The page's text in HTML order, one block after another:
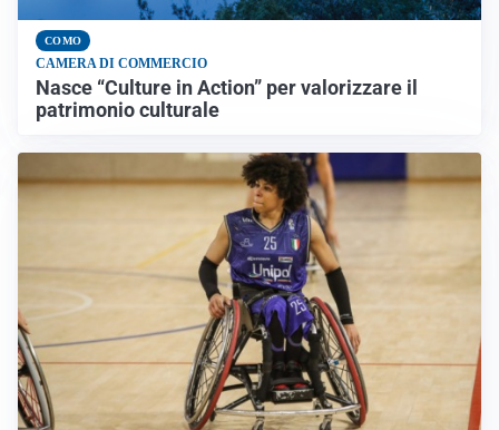
COMO
CAMERA DI COMMERCIO
Nasce “Culture in Action” per valorizzare il
patrimonio culturale